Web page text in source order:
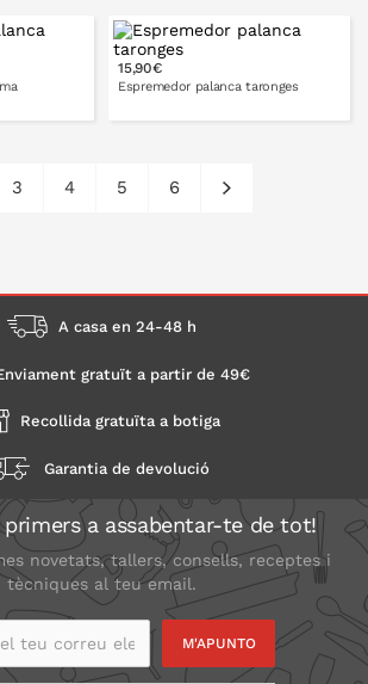
15,90€
Espremedor palanca taronges
3 4 5 6
A casa en 24-48 h
gratuït a partir de 49€
Recollida gratuïta a botiga
Garantia de devolució
primers a assabentar-te de tot!
novetats, tallers, consells, receptes i
tècniques al teu email.
el teu correu